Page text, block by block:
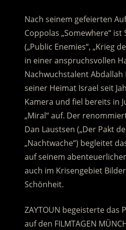
Nach seinem gefeierten
Coppolas „Somewhere“
(„Public Enemies“, „Krieg
in einer anspruchsvollen
Nachwuchstalent Abdallah
seiner Heimat Israel seit
Kamera und fiel bereits in
„Miral“ auf. Der
Dan Laustsen („Der Pakt
„Nachtwache“) begleitet
auf seinem
auch im Krisengebiet
Schönheit.
ZAYTOUN begeisterte das
auf den FILMTAGEN